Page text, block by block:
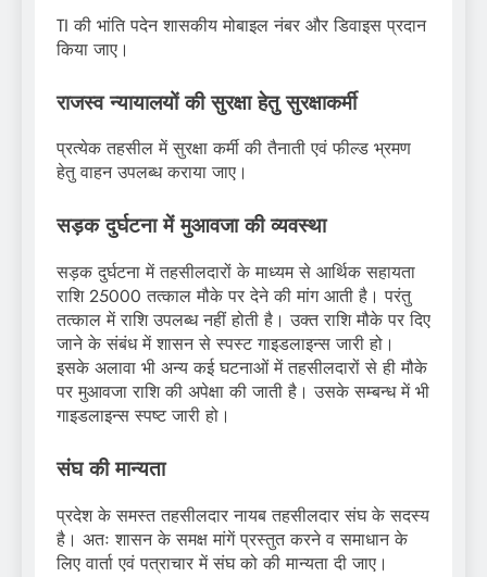
TI की भांति पदेन शासकीय मोबाइल नंबर और डिवाइस प्रदान
किया जाए।
राजस्व न्यायालयों की सुरक्षा हेतु सुरक्षाकर्मी
प्रत्येक तहसील में सुरक्षा कर्मी की तैनाती एवं फील्ड भ्रमण
हेतु वाहन उपलब्ध कराया जाए।
सड़क दुर्घटना में मुआवजा की व्यवस्था
सड़क दुर्घटना में तहसीलदारों के माध्यम से आर्थिक सहायता
राशि 25000 तत्काल मौके पर देने की मांग आती है। परंतु
तत्काल में राशि उपलब्ध नहीं होती है। उक्त राशि मौके पर दिए
जाने के संबंध में शासन से स्पस्ट गाइडलाइन्स जारी हो।
इसके अलावा भी अन्य कई घटनाओं में तहसीलदारों से ही मौके
पर मुआवजा राशि की अपेक्षा की जाती है। उसके सम्बन्ध में भी
गाइडलाइन्स स्पष्ट जारी हो।
संघ की मान्यता
प्रदेश के समस्त तहसीलदार नायब तहसीलदार संघ के सदस्य
है। अतः शासन के समक्ष मांगें प्रस्तुत करने व समाधान के
लिए वार्ता एवं पत्राचार में संघ को की मान्यता दी जाए।